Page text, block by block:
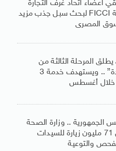
أعضاء اتحاد غرف التجارة
والصناعة الهندية FICCI لبحث سبل جذب مزيد
المصرى
المرحلة الثالثة من
مبادرة “إيد واحدة” .. ويستهدف خدمة 3
خلال أغسطس
الجمهورية .. وزارة الصحة
تستقبل أكثر من 71 مليون زيارة للسيدات
والتوعية